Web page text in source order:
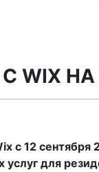
WIX
с 12 сентября
для